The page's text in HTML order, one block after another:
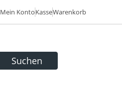
Mein KontoKasseWarenkorb
Suchen